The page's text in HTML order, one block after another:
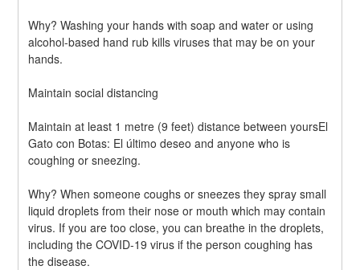
Why? Washing your hands with soap and water or using
alcohol-based hand rub kills viruses that may be on your
hands.
Maintain social distancing
Maintain at least 1 metre (9 feet) distance between yoursEl
Gato con Botas: El último deseo and anyone who is
coughing or sneezing.
Why? When someone coughs or sneezes they spray small
liquid droplets from their nose or mouth which may contain
virus. If you are too close, you can breathe in the droplets,
including the COVID-19 virus if the person coughing has
the disease.